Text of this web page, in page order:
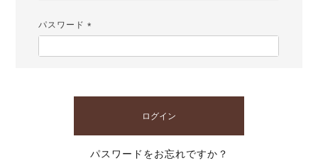
パスワード
ログイン
パスワードをお忘れですか？